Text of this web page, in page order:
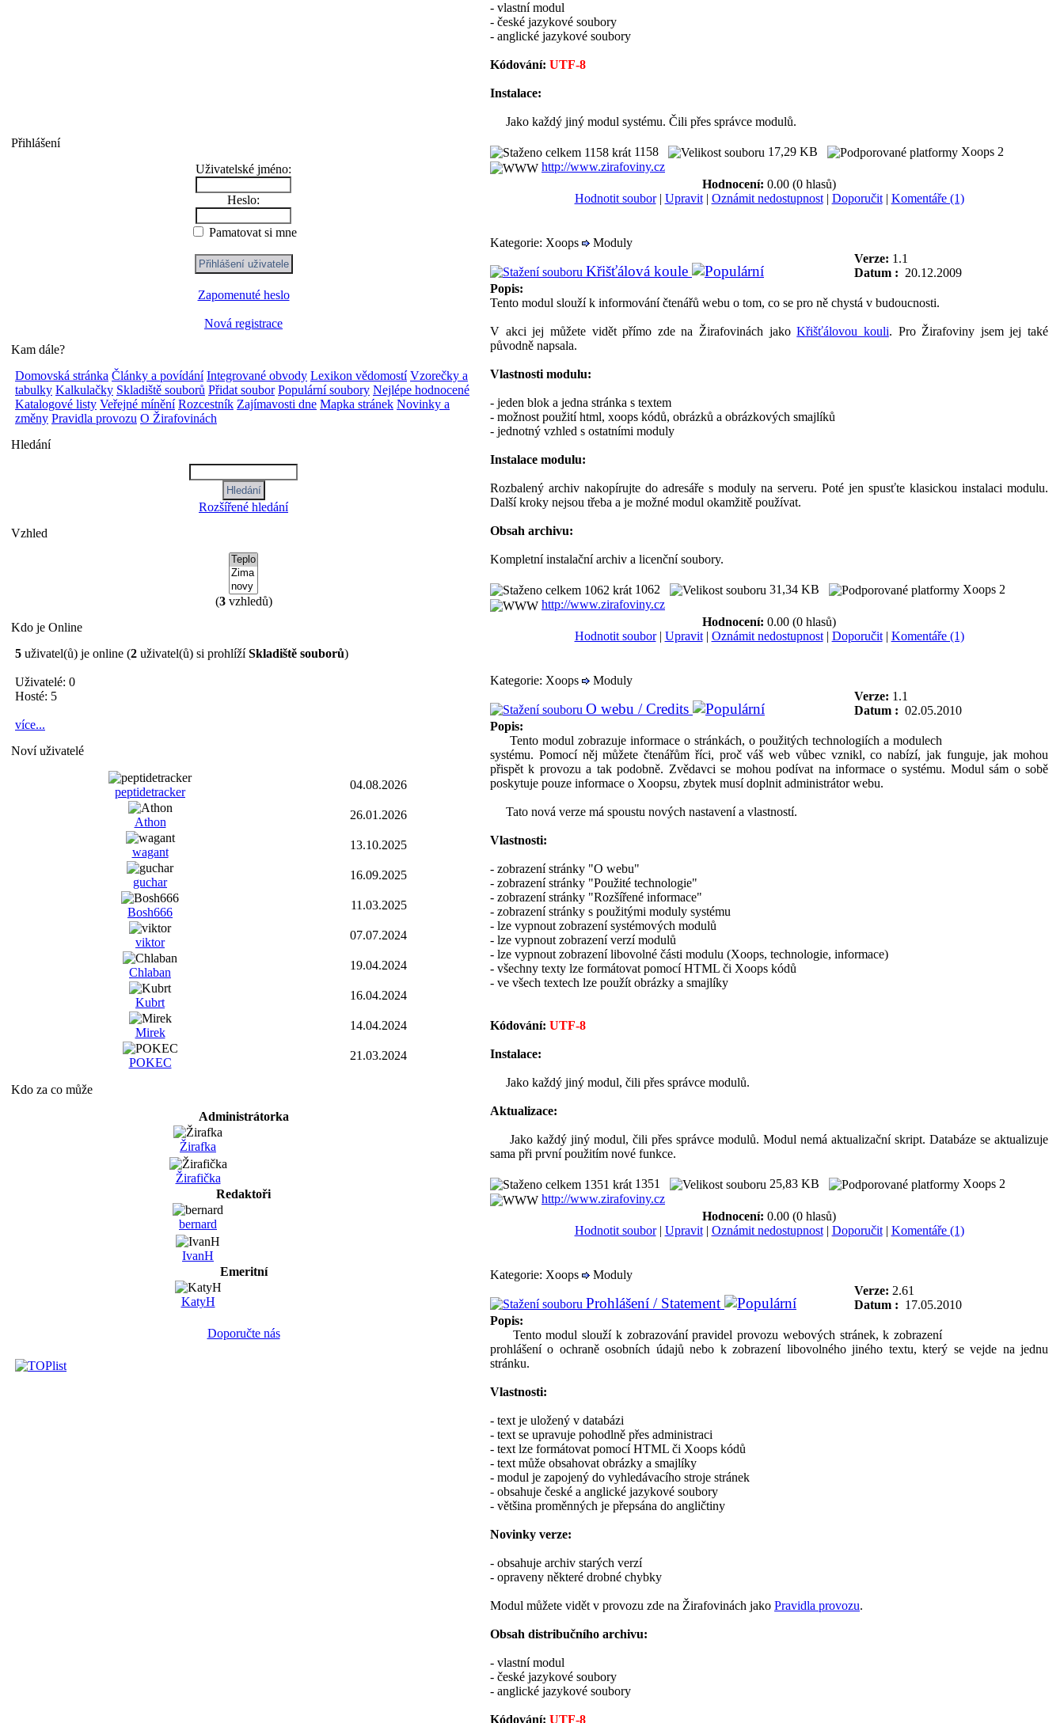
Přihlášení
Uživatelské jméno:
Heslo:
Pamatovat si mne
Zapomenuté heslo
Nová registrace
Kam dále?
Domovská stránka Články a povídání Integrované obvody Lexikon vědomostí Vzorečky a
tabulky Kalkulačky Skladiště souborů Přidat soubor Populární soubory Nejlépe hodnocené
Katalogové listy Veřejné mínění Rozcestník Zajímavosti dne Mapka stránek Novinky a
změny Pravidla provozu O Žirafovinách
Hledání
Rozšířené hledání
Vzhled
(3vzhledů)
Kdo je Online
5 uživatel(ů) je online (2 uživatel(ů) si prohlížíSkladiště souborů)
Uživatelé: 0
Hosté: 5
více...
Noví uživatelé
peptidetracker
04.08.2026
Athon
26.01.2026
wagant
13.10.2025
guchar
16.09.2025
Bosh666
11.03.2025
viktor
07.07.2024
Chlaban
19.04.2024
Kubrt
16.04.2024
Mirek
14.04.2024
POKEC
21.03.2024
Kdo za co může
Administrátorka
Žirafka
Žirafička
Redaktoři
bernard
IvanH
Emeritní
KatyH
Doporučte nás
- vlastní modul
- české jazykové soubory
- anglické jazykové soubory
Kódování: UTF-8
Instalace:
Jako každý jiný modul systému. Čili přes správce modulů.
1158 17,29 KB
Xoops 2
http://www.zirafoviny.cz
Hodnocení: 0.00 (0 hlasů)
Hodnotit soubor| Upravit| Oznámit nedostupnost| Doporučit| Komentáře (1)
Kategorie: Xoops Moduly
Křišťálová koule
Verze: 1.1
Datum : 20.12.2009
Popis:
Tento modul slouží k informování čtenářů webu o tom, co se pro ně chystá v budoucnosti.
V akci jej můžete vidět přímo zde na Žirafovinách jakoKřišťálovou kouli. Pro Žirafoviny jsem jej také
původně napsala.
Vlastnosti modulu:
- jeden blok a jedna stránka s textem
- možnost použití html, xoops kódů, obrázků a obrázkových smajlíků
- jednotný vzhled s ostatními moduly
Instalace modulu:
Rozbalený archiv nakopírujte do adresáře s moduly na serveru. Poté jen spusťte klasickou instalaci modulu.
Další kroky nejsou třeba a je možné modul okamžitě používat.
Obsah archivu:
Kompletní instalační archiv a licenční soubory.
1062 31,34 KB
Xoops 2
http://www.zirafoviny.cz
Hodnocení: 0.00 (0 hlasů)
Hodnotit soubor| Upravit| Oznámit nedostupnost| Doporučit| Komentáře (1)
Kategorie: Xoops Moduly
O webu / Credits
Verze: 1.1
Datum : 02.05.2010
Popis:
Tento modul zobrazuje informace o stránkách, o použitých technologiích a modulech
systému. Pomocí něj můžete čtenářům říci, proč váš web vůbec vznikl, co nabízí, jak funguje, jak mohou
přispět k provozu a tak podobně. Zvědavci se mohou podívat na informace o systému. Modul sám o sobě
poskytuje pouze informace o Xoopsu, zbytek musí doplnit administrátor webu.
Tato nová verze má spoustu nových nastavení a vlastností.
Vlastnosti:
- zobrazení stránky "O webu"
- zobrazení stránky "Použité technologie"
- zobrazení stránky "Rozšířené informace"
- zobrazení stránky s použitými moduly systému
- lze vypnout zobrazení systémových modulů
- lze vypnout zobrazení verzí modulů
- lze vypnout zobrazení libovolné části modulu (Xoops, technologie, informace)
- všechny texty lze formátovat pomocí HTML či Xoops kódů
- ve všech textech lze použít obrázky a smajlíky
Kódování: UTF-8
Instalace:
Jako každý jiný modul, čili přes správce modulů.
Aktualizace:
Jako každý jiný modul, čili přes správce modulů. Modul nemá aktualizační skript. Databáze se aktualizuje
sama při první použitím nové funkce.
1351 25,83 KB
Xoops 2
http://www.zirafoviny.cz
Hodnocení: 0.00 (0 hlasů)
Hodnotit soubor| Upravit| Oznámit nedostupnost| Doporučit| Komentáře (1)
Kategorie: Xoops Moduly
Prohlášení / Statement
Verze: 2.61
Datum : 17.05.2010
Popis:
Tento modul slouží k zobrazování pravidel provozu webových stránek, k zobrazení
prohlášení o ochraně osobních údajů nebo k zobrazení libovolného jiného textu, který se vejde na jednu
stránku.
Vlastnosti:
- text je uložený v databázi
- text se upravuje pohodlně přes administraci
- text lze formátovat pomocí HTML či Xoops kódů
- text může obsahovat obrázky a smajlíky
- modul je zapojený do vyhledávacího stroje stránek
- obsahuje české a anglické jazykové soubory
- většina proměnných je přepsána do angličtiny
Novinky verze:
- obsahuje archiv starých verzí
- opraveny některé drobné chybky
Modul můžete vidět v provozu zde na Žirafovinách jako Pravidla provozu.
Obsah distribučního archivu:
- vlastní modul
- české jazykové soubory
- anglické jazykové soubory
Kódování: UTF-8